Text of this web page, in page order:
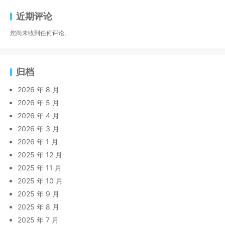
近期评论
您尚未收到任何评论。
归档
2026 年 8 月
2026 年 5 月
2026 年 4 月
2026 年 3 月
2026 年 1 月
2025 年 12 月
2025 年 11 月
2025 年 10 月
2025 年 9 月
2025 年 8 月
2025 年 7 月